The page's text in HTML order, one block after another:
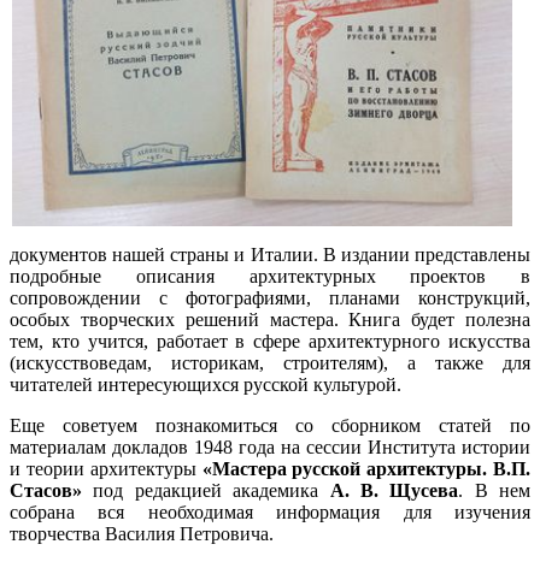
документов нашей страны и Италии. В издании представлены
подробные описания архитектурных проектов в
сопровождении с фотографиями, планами конструкций,
особых творческих решений мастера. Книга будет полезна
тем, кто учится, работает в сфере архитектурного искусства
(искусствоведам, историкам, строителям), а также для
читателей интересующихся русской культурой.
Еще советуем познакомиться со сборником статей по
материалам докладов 1948 года на сессии Института истории
и теории архитектуры «Мастера русской архитектуры. В.П.
Стасов»под редакцией академика А. В. Щусева. В нем
собрана вся необходимая информация для изучения
творчества Василия Петровича.